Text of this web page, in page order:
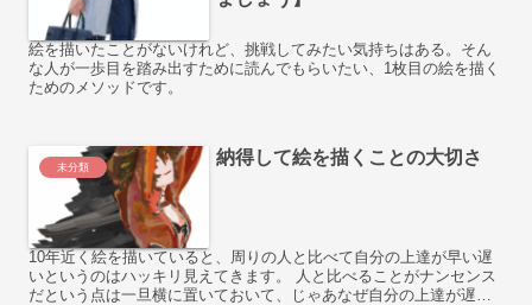
絵を描いたことがないけれど、挑戦してみたい気持ちはある。そん
な人が一歩目を踏み出すために読んでもらいたい、1枚目の絵を描く
ためのメソッドです。
未分類 納得して絵を描くことの大切さ
10年近く絵を描いていると、周りの人と比べて自分の上達が早い遅
いというのはハッキリ見えてきます。 人と比べることがナンセンス
だという点は一旦横に置いておいて、じゃあなぜ自分の上達が遅い